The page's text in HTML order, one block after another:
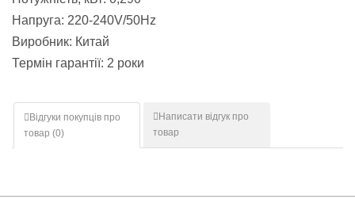
Напруга: 220-240V/50Hz
Виробник: Китай
Термін гарантії: 2 роки
Відгуки покупців про
товар (0)
Написати відгук про
товар